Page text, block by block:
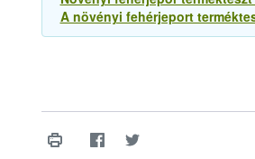
A növényi fehérjeport